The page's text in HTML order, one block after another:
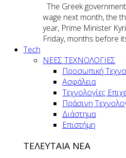
The Greek
wage next month, the
year, Prime Minister
Friday, months before
Tech
ΝΕΕΣ ΤΕΧΝΟΛΟΓΙΕΣ
Προσωπική
Ασφάλεια
Τεχνολογίες
Πράσινη
Διάστημα
Επιστήμη
ΤΕΛΕΥΤΑΙΑ ΝΕΑ